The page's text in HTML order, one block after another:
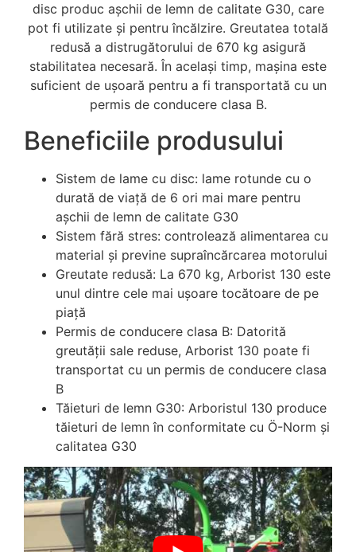
disc produc așchii de lemn de calitate G30, care
pot fi utilizate și pentru încălzire. Greutatea totală
redusă a distrugătorului de 670 kg asigură
stabilitatea necesară. În același timp, mașina este
suficient de ușoară pentru a fi transportată cu un
permis de conducere clasa B.
Beneficiile produsului
Sistem de lame cu disc: lame rotunde cu o
durată de viață de 6 ori mai mare pentru
așchii de lemn de calitate G30
Sistem fără stres: controlează alimentarea cu
material și previne supraîncărcarea motorului
Greutate redusă: La 670 kg, Arborist 130 este
unul dintre cele mai ușoare tocătoare de pe
piață
Permis de conducere clasa B: Datorită
greutății sale reduse, Arborist 130 poate fi
transportat cu un permis de conducere clasa
B
Tăieturi de lemn G30: Arboristul 130 produce
tăieturi de lemn în conformitate cu Ö-Norm și
calitatea G30